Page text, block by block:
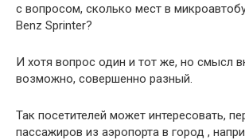
с вопросом, сколько мест в
Benz Sprinter?
И хотя вопрос один и тот же, но смысл
возможно, совершенно разный.
Так посетителей может интересовать,
пассажиров из аэропорта в город ,